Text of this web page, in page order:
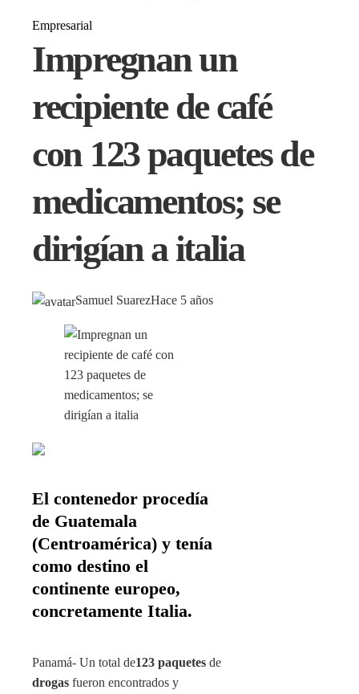
Empresarial
Impregnan un
recipiente de café
con 123 paquetes de
medicamentos; se
dirigían a italia
Samuel SuarezHace 5 años
El contenedor procedía
de Guatemala
(Centroamérica) y tenía
como destino el
continente europeo,
concretamente Italia.
Panamá- Un total de123 paquetes de
drogas fueron encontrados y